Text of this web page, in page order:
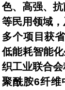
色、高强、
等民用领域
多个项目获
低能耗智能
织工业联合
聚酰胺6纤维